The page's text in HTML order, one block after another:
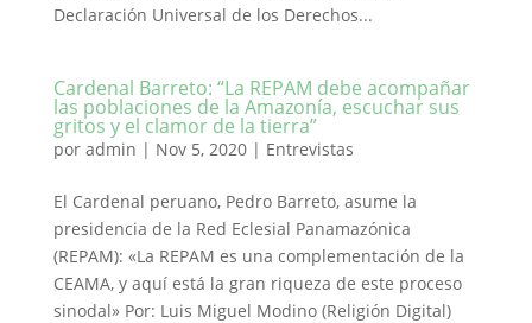
Declaración Universal de los Derechos...
Cardenal Barreto: “La REPAM debe acompañar
las poblaciones de la Amazonía, escuchar sus
gritos y el clamor de la tierra”
por admin | Nov 5, 2020| Entrevistas
El Cardenal peruano, Pedro Barreto, asume la
presidencia de la Red Eclesial Panamazónica
(REPAM): «La REPAM es una complementación de la
CEAMA, y aquí está la gran riqueza de este proceso
sinodal» Por: Luis Miguel Modino (Religión Digital)